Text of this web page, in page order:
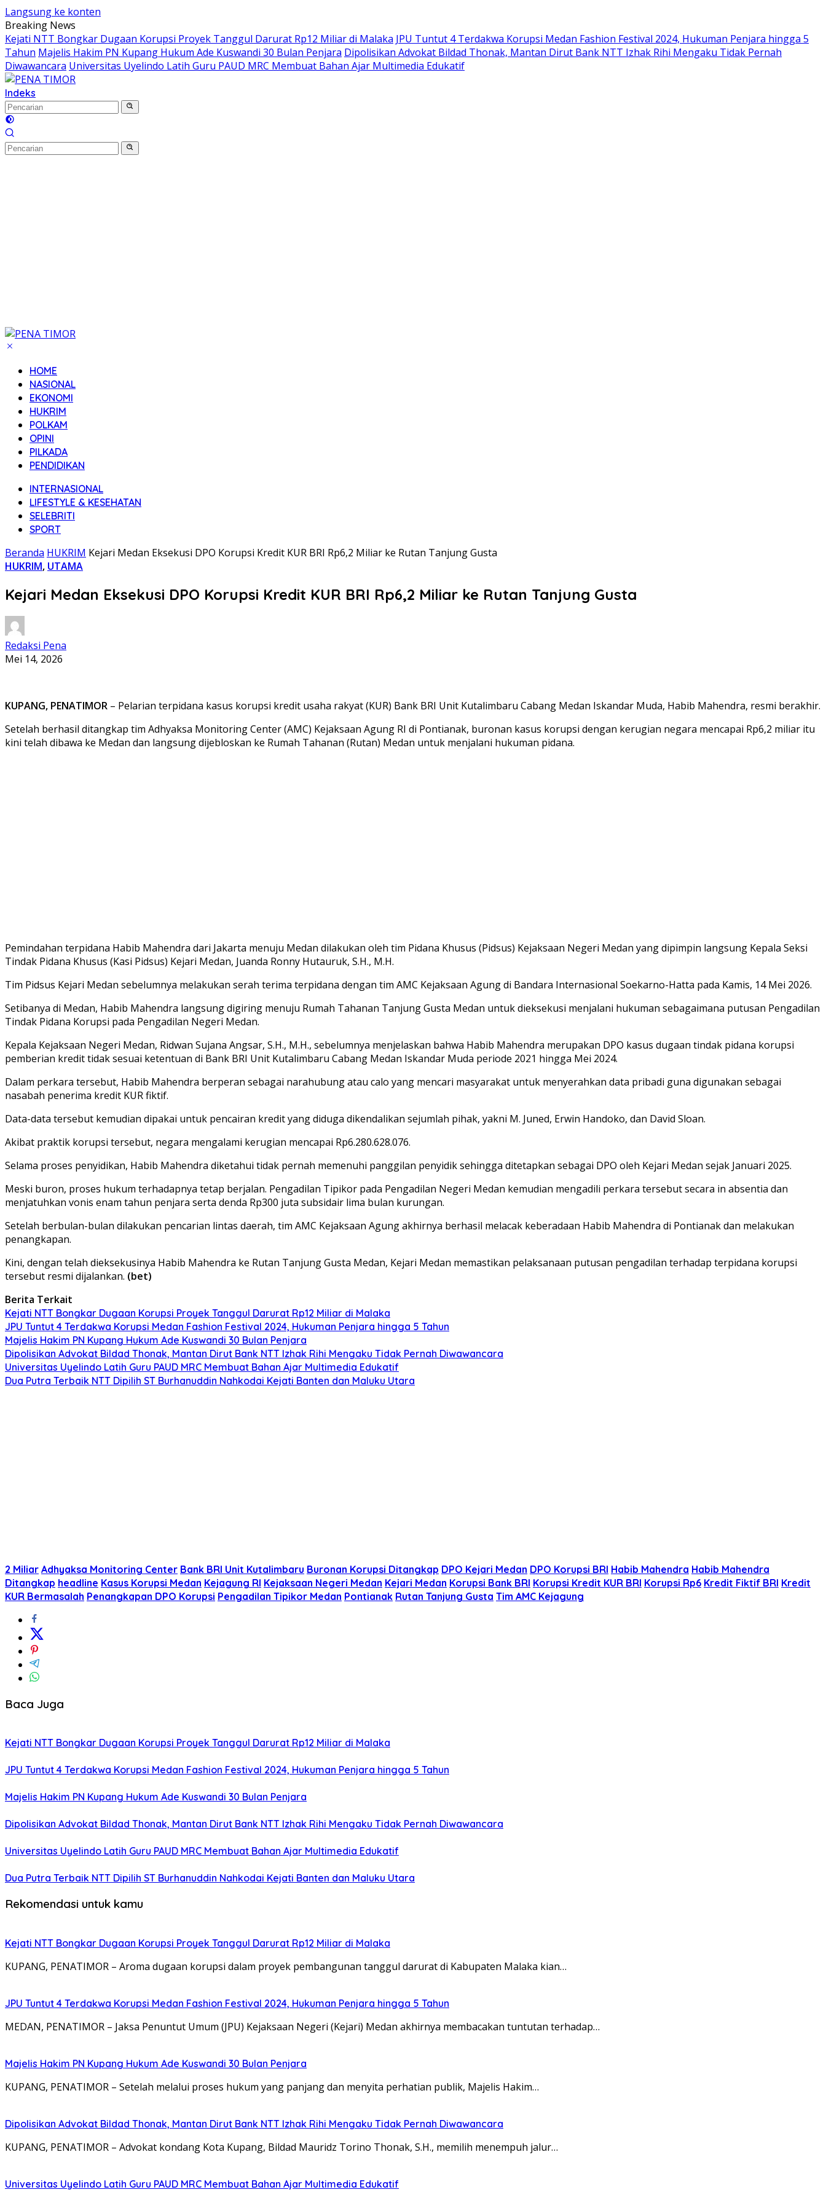
Langsung ke konten
Breaking News
Kejati NTT Bongkar Dugaan Korupsi Proyek Tanggul Darurat Rp12 Miliar di Malaka JPU Tuntut 4 Terdakwa Korupsi Medan Fashion Festival 2024, Hukuman Penjara hingga 5
Tahun Majelis Hakim PN Kupang Hukum Ade Kuswandi 30 Bulan Penjara Dipolisikan Advokat Bildad Thonak, Mantan Dirut Bank NTT Izhak Rihi Mengaku Tidak Pernah
Diwawancara Universitas Uyelindo Latih Guru PAUD MRC Membuat Bahan Ajar Multimedia Edukatif
Indeks
HOME
NASIONAL
EKONOMI
HUKRIM
POLKAM
OPINI
PILKADA
PENDIDIKAN
INTERNASIONAL
LIFESTYLE & KESEHATAN
SELEBRITI
SPORT
Beranda HUKRIM Kejari Medan Eksekusi DPO Korupsi Kredit KUR BRI Rp6,2 Miliar ke Rutan Tanjung Gusta
HUKRIM, UTAMA
Kejari Medan Eksekusi DPO Korupsi Kredit KUR BRI Rp6,2 Miliar ke Rutan Tanjung Gusta
Redaksi Pena
Mei 14, 2026
KUPANG, PENATIMOR – Pelarian terpidana kasus korupsi kredit usaha rakyat (KUR) Bank BRI Unit Kutalimbaru Cabang Medan Iskandar Muda, Habib Mahendra, resmi berakhir.
Setelah berhasil ditangkap tim Adhyaksa Monitoring Center (AMC) Kejaksaan Agung RI di Pontianak, buronan kasus korupsi dengan kerugian negara mencapai Rp6,2 miliar itu
kini telah dibawa ke Medan dan langsung dijebloskan ke Rumah Tahanan (Rutan) Medan untuk menjalani hukuman pidana.
Pemindahan terpidana Habib Mahendra dari Jakarta menuju Medan dilakukan oleh tim Pidana Khusus (Pidsus) Kejaksaan Negeri Medan yang dipimpin langsung Kepala Seksi
Tindak Pidana Khusus (Kasi Pidsus) Kejari Medan, Juanda Ronny Hutauruk, S.H., M.H.
Tim Pidsus Kejari Medan sebelumnya melakukan serah terima terpidana dengan tim AMC Kejaksaan Agung di Bandara Internasional Soekarno-Hatta pada Kamis, 14 Mei 2026.
Setibanya di Medan, Habib Mahendra langsung digiring menuju Rumah Tahanan Tanjung Gusta Medan untuk dieksekusi menjalani hukuman sebagaimana putusan Pengadilan
Tindak Pidana Korupsi pada Pengadilan Negeri Medan.
Kepala Kejaksaan Negeri Medan, Ridwan Sujana Angsar, S.H., M.H., sebelumnya menjelaskan bahwa Habib Mahendra merupakan DPO kasus dugaan tindak pidana korupsi
pemberian kredit tidak sesuai ketentuan di Bank BRI Unit Kutalimbaru Cabang Medan Iskandar Muda periode 2021 hingga Mei 2024.
Dalam perkara tersebut, Habib Mahendra berperan sebagai narahubung atau calo yang mencari masyarakat untuk menyerahkan data pribadi guna digunakan sebagai
nasabah penerima kredit KUR fiktif.
Data-data tersebut kemudian dipakai untuk pencairan kredit yang diduga dikendalikan sejumlah pihak, yakni M. Juned, Erwin Handoko, dan David Sloan.
Akibat praktik korupsi tersebut, negara mengalami kerugian mencapai Rp6.280.628.076.
Selama proses penyidikan, Habib Mahendra diketahui tidak pernah memenuhi panggilan penyidik sehingga ditetapkan sebagai DPO oleh Kejari Medan sejak Januari 2025.
Meski buron, proses hukum terhadapnya tetap berjalan. Pengadilan Tipikor pada Pengadilan Negeri Medan kemudian mengadili perkara tersebut secara in absentia dan
menjatuhkan vonis enam tahun penjara serta denda Rp300 juta subsidair lima bulan kurungan.
Setelah berbulan-bulan dilakukan pencarian lintas daerah, tim AMC Kejaksaan Agung akhirnya berhasil melacak keberadaan Habib Mahendra di Pontianak dan melakukan
penangkapan.
Kini, dengan telah dieksekusinya Habib Mahendra ke Rutan Tanjung Gusta Medan, Kejari Medan memastikan pelaksanaan putusan pengadilan terhadap terpidana korupsi
tersebut resmi dijalankan. (bet)
Berita Terkait
Kejati NTT Bongkar Dugaan Korupsi Proyek Tanggul Darurat Rp12 Miliar di Malaka
JPU Tuntut 4 Terdakwa Korupsi Medan Fashion Festival 2024, Hukuman Penjara hingga 5 Tahun
Majelis Hakim PN Kupang Hukum Ade Kuswandi 30 Bulan Penjara
Dipolisikan Advokat Bildad Thonak, Mantan Dirut Bank NTT Izhak Rihi Mengaku Tidak Pernah Diwawancara
Universitas Uyelindo Latih Guru PAUD MRC Membuat Bahan Ajar Multimedia Edukatif
Dua Putra Terbaik NTT Dipilih ST Burhanuddin Nahkodai Kejati Banten dan Maluku Utara
2 Miliar Adhyaksa Monitoring Center Bank BRI Unit Kutalimbaru Buronan Korupsi Ditangkap DPO Kejari Medan DPO Korupsi BRI Habib Mahendra Habib Mahendra
Ditangkap headline Kasus Korupsi Medan Kejagung RI Kejaksaan Negeri Medan Kejari Medan Korupsi Bank BRI Korupsi Kredit KUR BRI Korupsi Rp6 Kredit Fiktif BRI Kredit
KUR Bermasalah Penangkapan DPO Korupsi Pengadilan Tipikor Medan Pontianak Rutan Tanjung Gusta Tim AMC Kejagung
Baca Juga
Kejati NTT Bongkar Dugaan Korupsi Proyek Tanggul Darurat Rp12 Miliar di Malaka
JPU Tuntut 4 Terdakwa Korupsi Medan Fashion Festival 2024, Hukuman Penjara hingga 5 Tahun
Majelis Hakim PN Kupang Hukum Ade Kuswandi 30 Bulan Penjara
Dipolisikan Advokat Bildad Thonak, Mantan Dirut Bank NTT Izhak Rihi Mengaku Tidak Pernah Diwawancara
Universitas Uyelindo Latih Guru PAUD MRC Membuat Bahan Ajar Multimedia Edukatif
Dua Putra Terbaik NTT Dipilih ST Burhanuddin Nahkodai Kejati Banten dan Maluku Utara
Rekomendasi untuk kamu
Kejati NTT Bongkar Dugaan Korupsi Proyek Tanggul Darurat Rp12 Miliar di Malaka
KUPANG, PENATIMOR – Aroma dugaan korupsi dalam proyek pembangunan tanggul darurat di Kabupaten Malaka kian…
JPU Tuntut 4 Terdakwa Korupsi Medan Fashion Festival 2024, Hukuman Penjara hingga 5 Tahun
MEDAN, PENATIMOR – Jaksa Penuntut Umum (JPU) Kejaksaan Negeri (Kejari) Medan akhirnya membacakan tuntutan terhadap…
Majelis Hakim PN Kupang Hukum Ade Kuswandi 30 Bulan Penjara
KUPANG, PENATIMOR – Setelah melalui proses hukum yang panjang dan menyita perhatian publik, Majelis Hakim…
Dipolisikan Advokat Bildad Thonak, Mantan Dirut Bank NTT Izhak Rihi Mengaku Tidak Pernah Diwawancara
KUPANG, PENATIMOR – Advokat kondang Kota Kupang, Bildad Mauridz Torino Thonak, S.H., memilih menempuh jalur…
Universitas Uyelindo Latih Guru PAUD MRC Membuat Bahan Ajar Multimedia Edukatif